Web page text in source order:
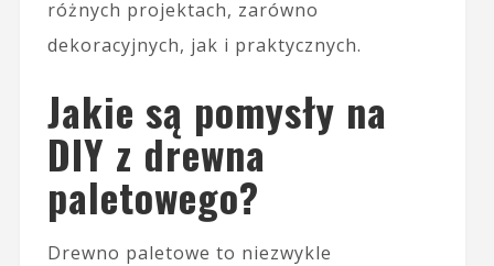
różnych projektach, zarówno
dekoracyjnych, jak i praktycznych.
Jakie są pomysły na
DIY z drewna
paletowego?
Drewno paletowe to niezwykle